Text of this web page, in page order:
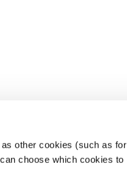
other cookies (such as for
choose which cookies to